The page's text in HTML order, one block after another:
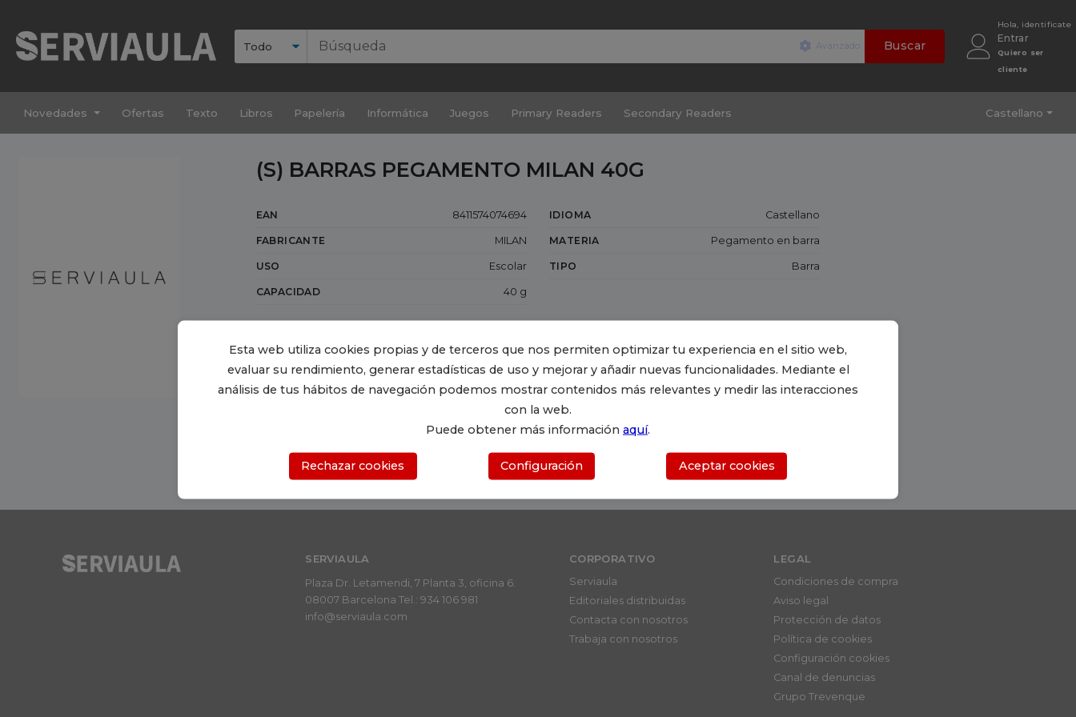
Esta web utiliza cookies propias y de terceros que nos permiten optimizar tu experiencia en el sitio web,
evaluar su rendimiento, generar estadísticas de uso y mejorar y añadir nuevas funcionalidades. Mediante el
análisis de tus hábitos de navegación podemos mostrar contenidos más relevantes y medir las interacciones
con la web.
Puede obtener más información aquí.
Rechazar cookies Configuración Aceptar cookies
Avanzado
hola, identificate
Entrar
Quiero ser
cliente
Novedades Ofertas Texto Libros Papelería Informática Juegos Primary Readers Secondary Readers Castellano
(S) BARRAS PEGAMENTO MILAN 40G
EAN 8411574074694 IDIOMA Castellano
FABRICANTE MILAN MATERIA Pegamento en barra
USO Escolar TIPO Barra
CAPACIDAD 40 g
Enviar a un/a amigo/a Imprimir
SERVIAULA
Plaza Dr. Letamendi, 7 Planta 3, oficina 6.
08007 Barcelona Tel.: 934 106 981
info@serviaula.com
CORPORATIVO
Serviaula
Editoriales distribuidas
Contacta con nosotros
Trabaja con nosotros
LEGAL
Condiciones de compra
Aviso legal
Protección de datos
Política de cookies
Configuración cookies
Canal de denuncias
Grupo Trevenque